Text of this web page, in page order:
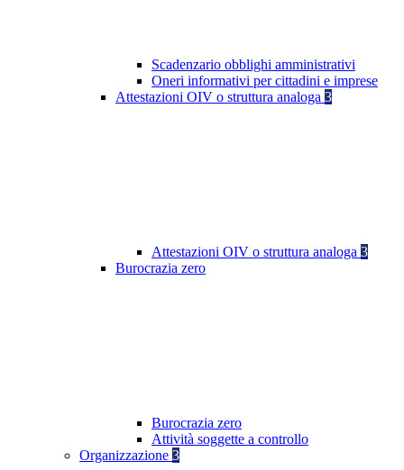
Scadenzario obblighi amministrativi
Oneri informativi per cittadini e imprese
Attestazioni OIV o struttura analoga 3
Attestazioni OIV o struttura analoga 3
Burocrazia zero
Burocrazia zero
Attività soggette a controllo
Organizzazione 3